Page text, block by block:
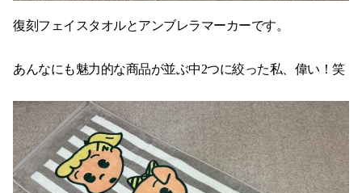
復刻フェイスタオルとアンブレラマーカーです。
あんなにも魅力的な商品が並ぶ中2つに絞った私、偉い！笑